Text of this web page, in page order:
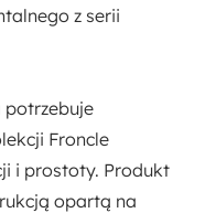
z serii
potrzebuje
Froncle
i prostoty. Produkt
opartą na